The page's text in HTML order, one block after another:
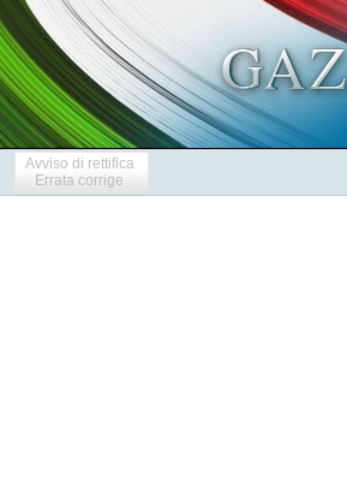
Avviso di rettifica
Errata corrige